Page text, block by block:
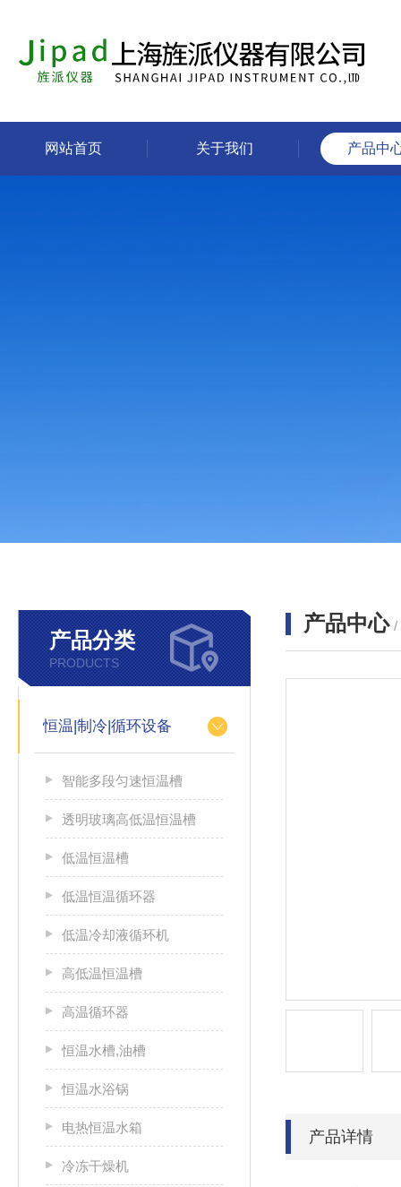
网站首页 关于我们 产品中
产品分类
PRODUCTS
恒温|制冷|循环设备
智能多段匀速恒温槽
透明玻璃高低温恒温槽
低温恒温槽
低温恒温循环器
低温冷却液循环机
高低温恒温槽
高温循环器
恒温水槽,油槽
恒温水浴锅
电热恒温水箱
冷冻干燥机
产品中心 /
产品详情